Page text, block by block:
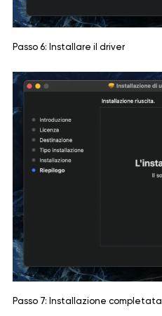
Passo 6: Installare il driver
Passo 7: Installazione completata